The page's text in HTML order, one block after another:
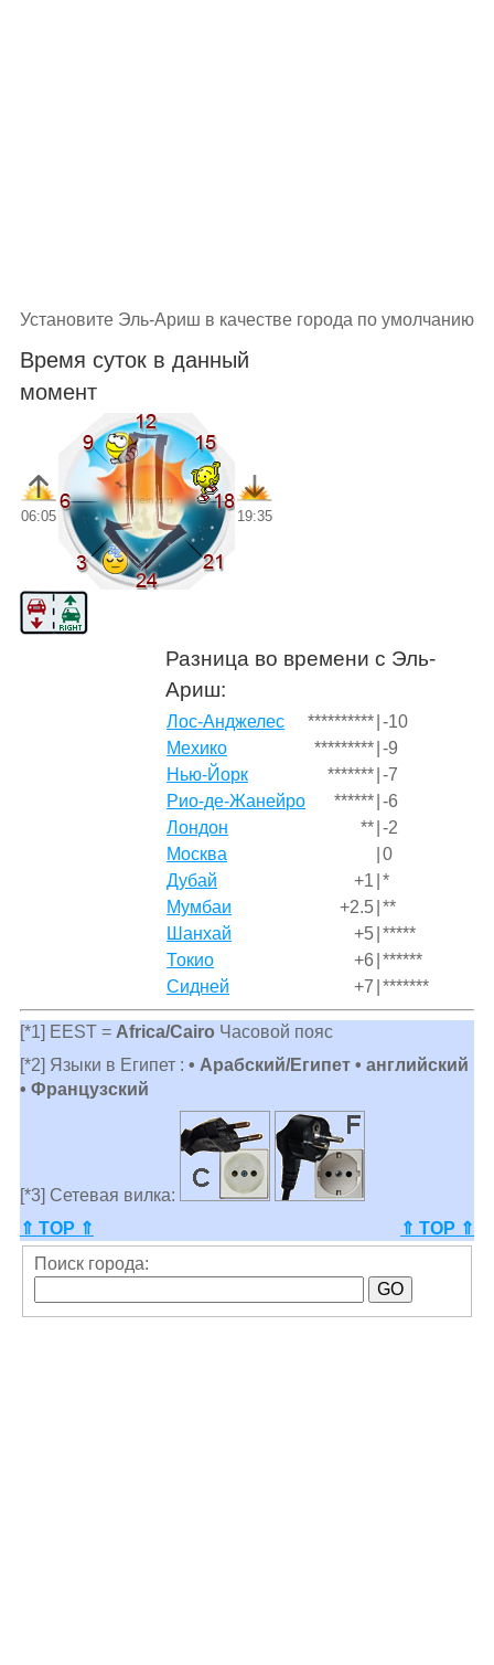
Установите Эль-Ариш в качестве города по умолчанию
Время суток в данный
момент
06:05 19:35
Разница во времени с Эль-
Ариш:
Лос-Анджелес ********** -10
Мехико
********* -9
Нью-Йорк
******* -7
Рио-де-Жанейро
****** -6
Лондон
** -2
Москва
0
Дубай
+1 *
Мумбаи
+2.5 **
Шанхай
+5 *****
Токио
+6 ******
Сидней
+7 *******
[*1] EEST = Africa/Cairo Часовой пояс
[*2] Языки в Египет : • Арабский/Египет • английский
• Французский
[*3] Сетевая вилка:
⇑ TOP ⇑
⇑ TOP ⇑
Поиск города: